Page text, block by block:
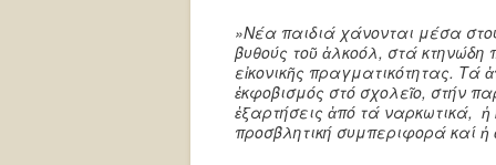
»Νέα παιδιά χάνονται μέσα
βυθούς τοῦ ἀλκοόλ, στά
εἰκονικῆς πραγματικότητας.
ἐκφοβισμός στό σχολεῖο, στήν
ἐξαρτήσεις ἀπό τά ναρκωτικά,
προσβλητική συμπεριφορά καί